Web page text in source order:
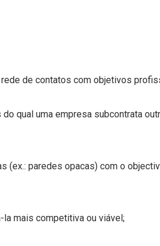
de contatos com objetivos
qual uma empresa subcontrata
(ex.: paredes opacas) com o
la mais competitiva ou viável;